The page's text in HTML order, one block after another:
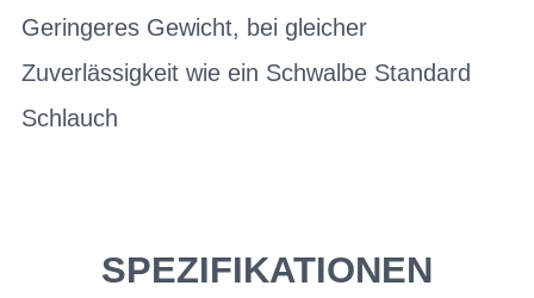
Geringeres Gewicht, bei gleicher
Zuverlässigkeit wie ein Schwalbe Standard
Schlauch
SPEZIFIKATIONEN